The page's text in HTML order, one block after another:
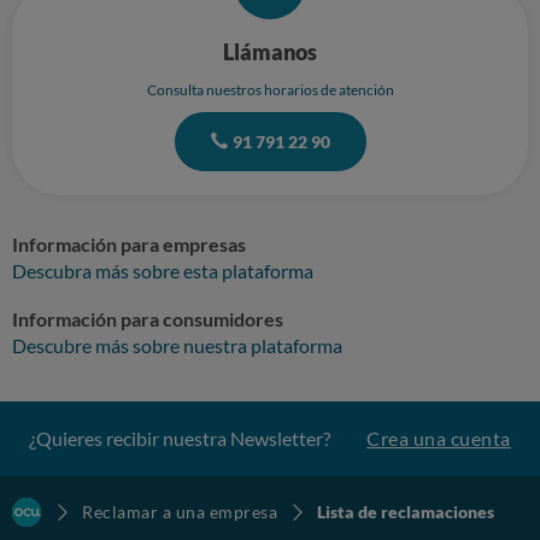
que como yo quedé conforme con la instalación no cabe una
mis averías, las adjunto, ninguna de ellas fue atendida ni resuelta en lo
de la instalación ya...
Llámanos
Consulta nuestros horarios de atención
91 791 22 90
Información para empresas
Descubra más sobre esta plataforma
Información para consumidores
Descubre más sobre nuestra plataforma
¿Quieres recibir nuestra Newsletter? Crea una cuenta
Reclamar a una empresa Lista de reclamaciones